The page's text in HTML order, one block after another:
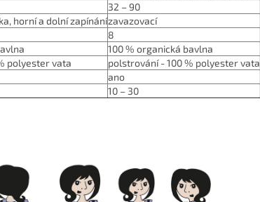
32 – 90
horní a dolní zapínánízavazovací
8
100 % organická bavlna
polyester vata
polstrování - 100 % polyester vata
ano
10 – 30